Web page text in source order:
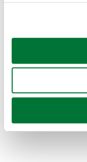
Si lo permite,
Recopilar
Identificar su
para buscar
Obtenga más
Coches de
Coches de km0